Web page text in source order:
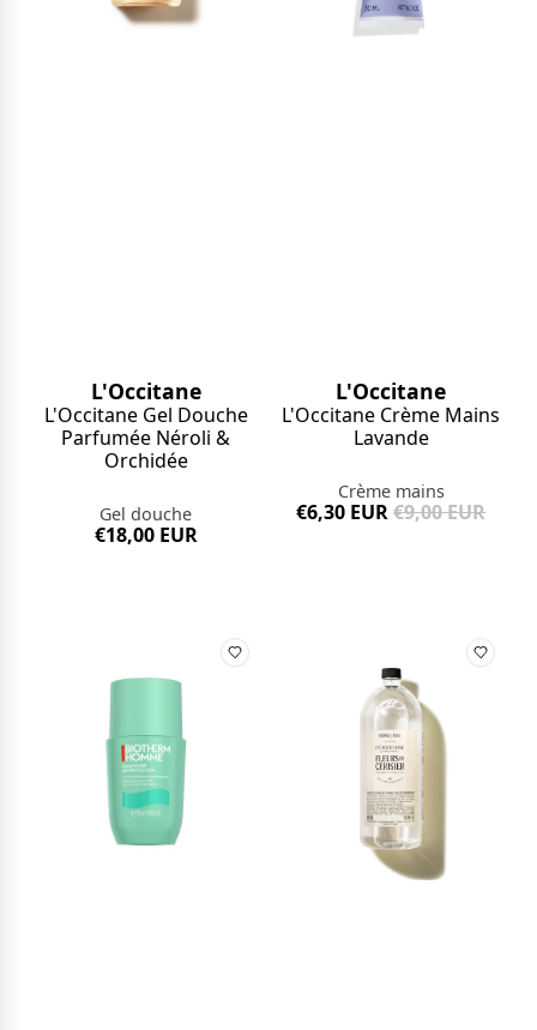
L'Occitane
L'Occitane Gel Douche
Parfumée Néroli &
Orchidée
Gel douche
€18,00 EUR
L'Occitane
L'Occitane Crème Mains
Lavande
Crème mains
€6,30 EUR€9,00 EUR